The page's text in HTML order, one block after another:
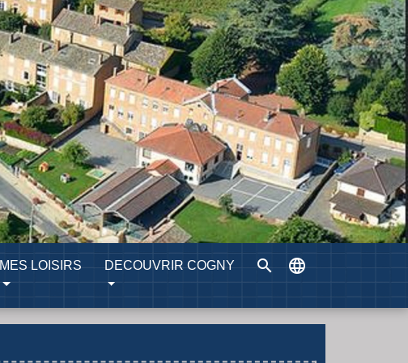
MES LOISIRS DECOUVRIR COGNY search language